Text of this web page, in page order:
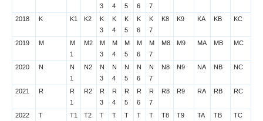
3
4
5
6
7
2018 K K1 K2
K
3
K
4
K
5
K
6
K
7
K8 K9 KA KB KC
2019 M
M
1
M2
M
3
M
4
M
5
M
6
M
7
M8 M9 MA MB MC
2020 N
N
1
N2
N
3
N
4
N
5
N
6
N
7
N8 N9 NA NB NC
2021 R
R
1
R2
R
3
R
4
R
5
R
6
R
7
R8 R9 RA RB RC
2022 T T1 T2
T
T
T
T
T
T8 T9 TA TB TC